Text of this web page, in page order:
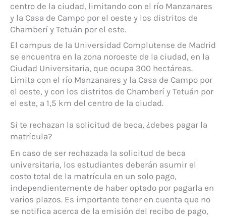
centro de la ciudad, limitando con el río Manzanares
y la Casa de Campo por el oeste y los distritos de
Chamberí y Tetuán por el este.
El campus de la Universidad Complutense de Madrid
se encuentra en la zona noroeste de la ciudad, en la
Ciudad Universitaria, que ocupa 300 hectáreas.
Limita con el río Manzanares y la Casa de Campo por
el oeste, y con los distritos de Chamberí y Tetuán por
el este, a 1,5 km del centro de la ciudad.
Si te rechazan la solicitud de beca, ¿debes pagar la
matrícula?
En caso de ser rechazada la solicitud de beca
universitaria, los estudiantes deberán asumir el
costo total de la matrícula en un solo pago,
independientemente de haber optado por pagarla en
varios plazos. Es importante tener en cuenta que no
se notifica acerca de la emisión del recibo de pago,